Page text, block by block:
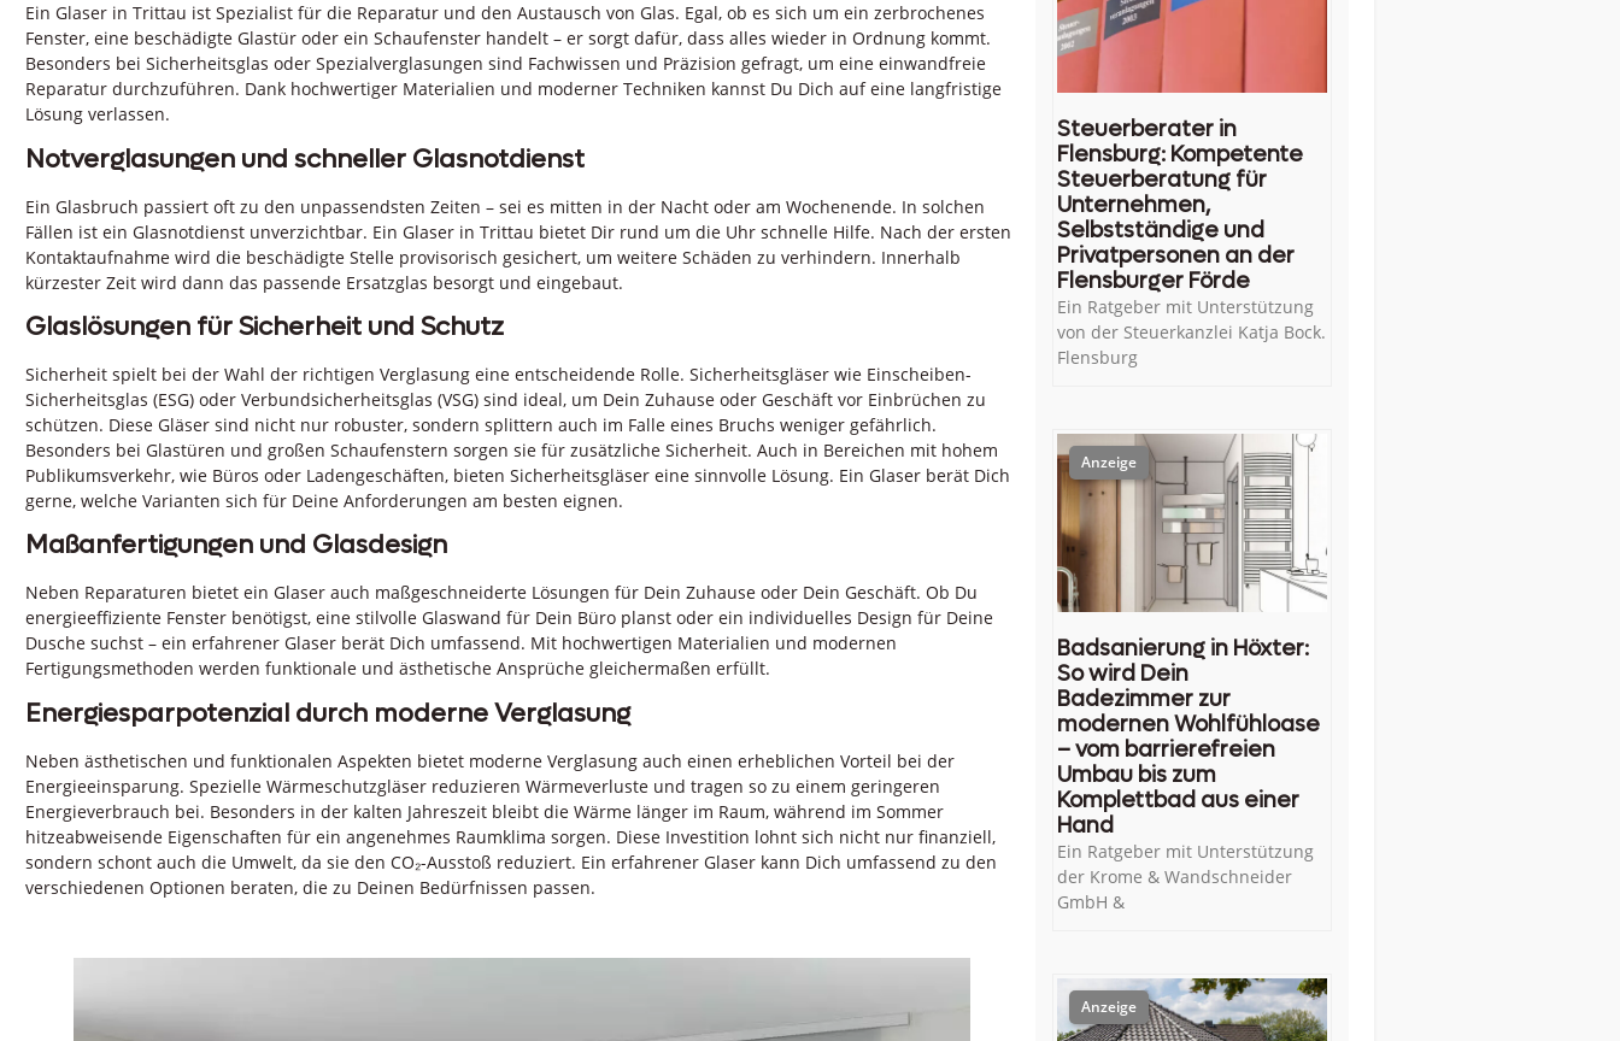
Ein Glaser in Trittau ist Spezialist für die Reparatur und den Austausch von Glas. Egal, ob es sich um ein zerbrochenes
Fenster, eine beschädigte Glastür oder ein Schaufenster handelt – er sorgt dafür, dass alles wieder in Ordnung kommt.
Besonders bei Sicherheitsglas oder Spezialverglasungen sind Fachwissen und Präzision gefragt, um eine einwandfreie
Reparatur durchzuführen. Dank hochwertiger Materialien und moderner Techniken kannst Du Dich auf eine langfristige
Lösung verlassen.
Notverglasungen und schneller Glasnotdienst
Ein Glasbruch passiert oft zu den unpassendsten Zeiten – sei es mitten in der Nacht oder am Wochenende. In solchen
Fällen ist ein Glasnotdienst unverzichtbar. Ein Glaser in Trittau bietet Dir rund um die Uhr schnelle Hilfe. Nach der ersten
Kontaktaufnahme wird die beschädigte Stelle provisorisch gesichert, um weitere Schäden zu verhindern. Innerhalb
kürzester Zeit wird dann das passende Ersatzglas besorgt und eingebaut.
Glaslösungen für Sicherheit und Schutz
Sicherheit spielt bei der Wahl der richtigen Verglasung eine entscheidende Rolle. Sicherheitsgläser wie Einscheiben-
Sicherheitsglas (ESG) oder Verbundsicherheitsglas (VSG) sind ideal, um Dein Zuhause oder Geschäft vor Einbrüchen zu
schützen. Diese Gläser sind nicht nur robuster, sondern splittern auch im Falle eines Bruchs weniger gefährlich.
Besonders bei Glastüren und großen Schaufenstern sorgen sie für zusätzliche Sicherheit. Auch in Bereichen mit hohem
Publikumsverkehr, wie Büros oder Ladengeschäften, bieten Sicherheitsgläser eine sinnvolle Lösung. Ein Glaser berät Dich
gerne, welche Varianten sich für Deine Anforderungen am besten eignen.
Maßanfertigungen und Glasdesign
Neben Reparaturen bietet ein Glaser auch maßgeschneiderte Lösungen für Dein Zuhause oder Dein Geschäft. Ob Du
energieeffiziente Fenster benötigst, eine stilvolle Glaswand für Dein Büro planst oder ein individuelles Design für Deine
Dusche suchst – ein erfahrener Glaser berät Dich umfassend. Mit hochwertigen Materialien und modernen
Fertigungsmethoden werden funktionale und ästhetische Ansprüche gleichermaßen erfüllt.
Energiesparpotenzial durch moderne Verglasung
Neben ästhetischen und funktionalen Aspekten bietet moderne Verglasung auch einen erheblichen Vorteil bei der
Energieeinsparung. Spezielle Wärmeschutzgläser reduzieren Wärmeverluste und tragen so zu einem geringeren
Energieverbrauch bei. Besonders in der kalten Jahreszeit bleibt die Wärme länger im Raum, während im Sommer
hitzeabweisende Eigenschaften für ein angenehmes Raumklima sorgen. Diese Investition lohnt sich nicht nur finanziell,
sondern schont auch die Umwelt, da sie den CO₂-Ausstoß reduziert. Ein erfahrener Glaser kann Dich umfassend zu den
verschiedenen Optionen beraten, die zu Deinen Bedürfnissen passen.
Steuerberater in
Flensburg: Kompetente
Steuerberatung für
Unternehmen,
Selbstständige und
Privatpersonen an der
Flensburger Förde
Ein Ratgeber mit Unterstützung
von der Steuerkanzlei Katja Bock.
Flensburg
Badsanierung in Höxter:
So wird Dein
Badezimmer zur
modernen Wohlfühloase
– vom barrierefreien
Umbau bis zum
Komplettbad aus einer
Hand
Ein Ratgeber mit Unterstützung
der Krome & Wandschneider
GmbH &